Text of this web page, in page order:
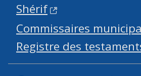
Shérif
Commissaires
Registre des